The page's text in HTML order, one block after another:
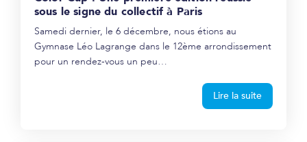
sous le signe du collectif à Paris
Samedi dernier, le 6 décembre, nous étions au
Gymnase Léo Lagrange dans le 12ème arrondissement
pour un rendez-vous un peu…
Lire la suite